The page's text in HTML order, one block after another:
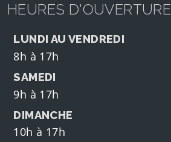
HEURES D'OUVERTURE
LUNDI AU VENDREDI
8h à 17h
SAMEDI
9h à 17h
DIMANCHE
10h à 17h